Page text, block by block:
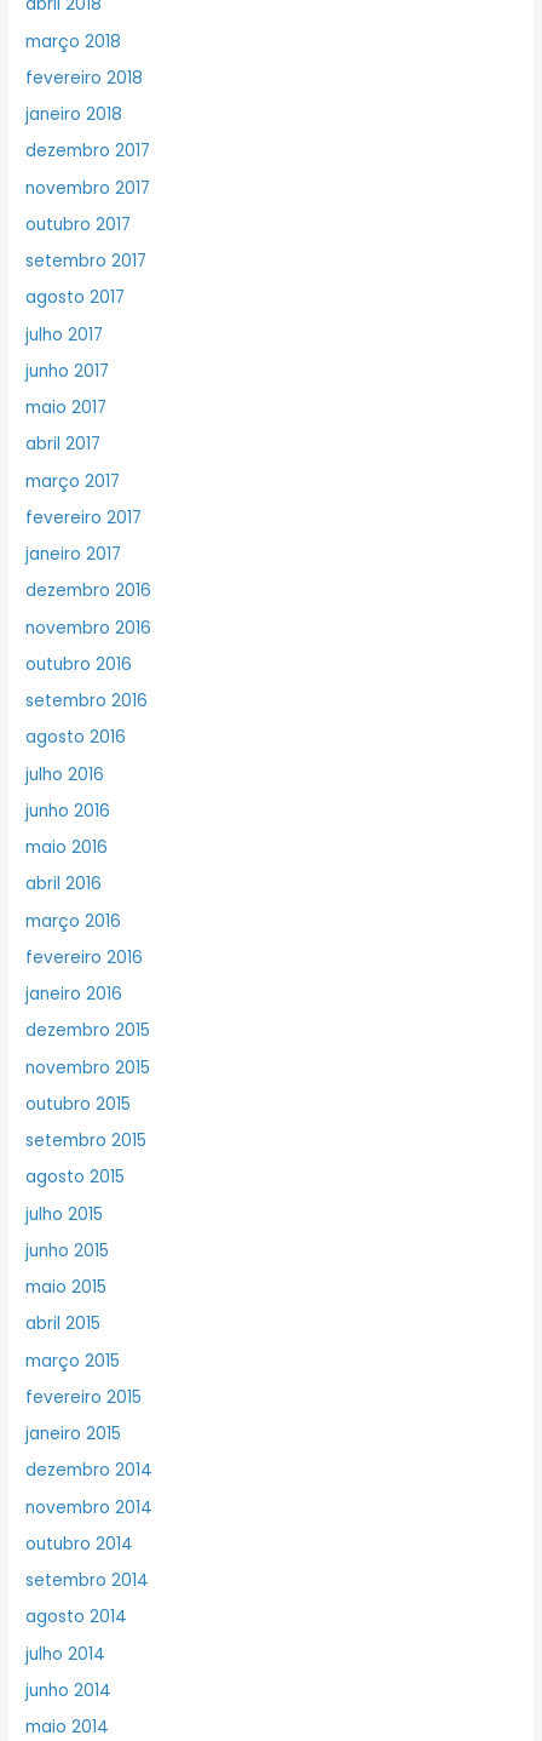
abril 2018
março 2018
fevereiro 2018
janeiro 2018
dezembro 2017
novembro 2017
outubro 2017
setembro 2017
agosto 2017
julho 2017
junho 2017
maio 2017
abril 2017
março 2017
fevereiro 2017
janeiro 2017
dezembro 2016
novembro 2016
outubro 2016
setembro 2016
agosto 2016
julho 2016
junho 2016
maio 2016
abril 2016
março 2016
fevereiro 2016
janeiro 2016
dezembro 2015
novembro 2015
outubro 2015
setembro 2015
agosto 2015
julho 2015
junho 2015
maio 2015
abril 2015
março 2015
fevereiro 2015
janeiro 2015
dezembro 2014
novembro 2014
outubro 2014
setembro 2014
agosto 2014
julho 2014
junho 2014
maio 2014